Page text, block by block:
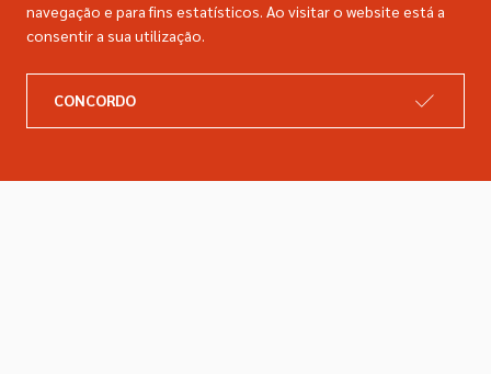
Catálogo
navegação e para fins estatísticos. Ao visitar o website está a
consentir a sua utilização.
CONCORDO